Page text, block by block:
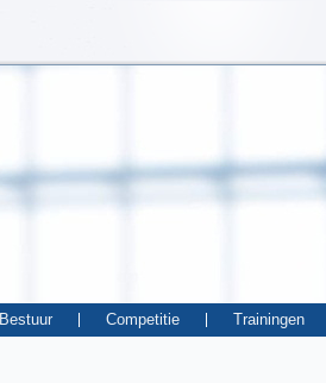
Bestuur Competitie Trainingen